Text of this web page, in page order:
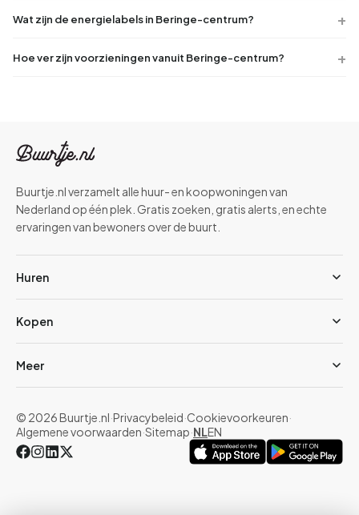
Wat zijn de energielabels in Beringe-centrum?
Hoe ver zijn voorzieningen vanuit Beringe-centrum?
Buurtje.nl verzamelt alle huur- en koopwoningen van
Nederland op één plek. Gratis zoeken, gratis alerts, en echte
ervaringen van bewoners over de buurt.
Huren
Kopen
Meer
© 2026 Buurtje.nl·Privacybeleid·Cookievoorkeuren·
Algemene voorwaarden·Sitemap·NLEN